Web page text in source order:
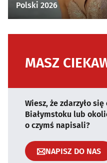
Polski 2026
MASZ
Wiesz, że zdarzyło
Białymstoku lub
o czymś napisali?
NAPISZ DO NAS